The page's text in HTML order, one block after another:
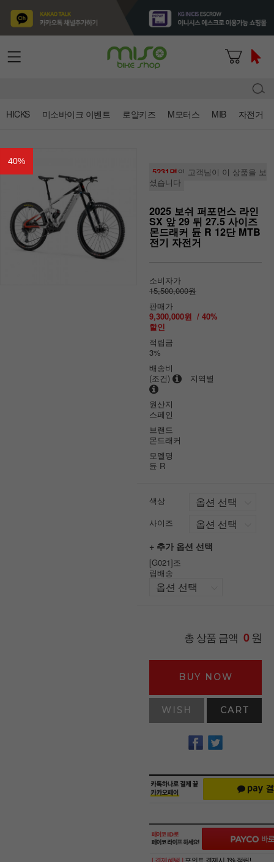
HICKS 미소바이크 이벤트 로얄키즈 M모터스 MIB 자전거
40%
5231명의 고객님이 이 상품을 보
셨습니다
2025 보쉬 퍼포먼스 라인
SX 앞 29 뒤 27.5 사이즈
몬드래커 듄 R 12단 MTB
전기 자전거
소비자가
15,500,000원
판매가
9,300,000원 / 40%
할인
적립금
3%
배송비
(조건)
지역별
원산지
스페인
브랜드
몬드래커
모델명
듄 R
색상
사이즈
+ 추가 옵션 선택
[G021]조
립배송
총 상품 금액 0원
BUY NOW
WISH CART
[ 결제혜택 ] 포인트 결제시 1% 적립!